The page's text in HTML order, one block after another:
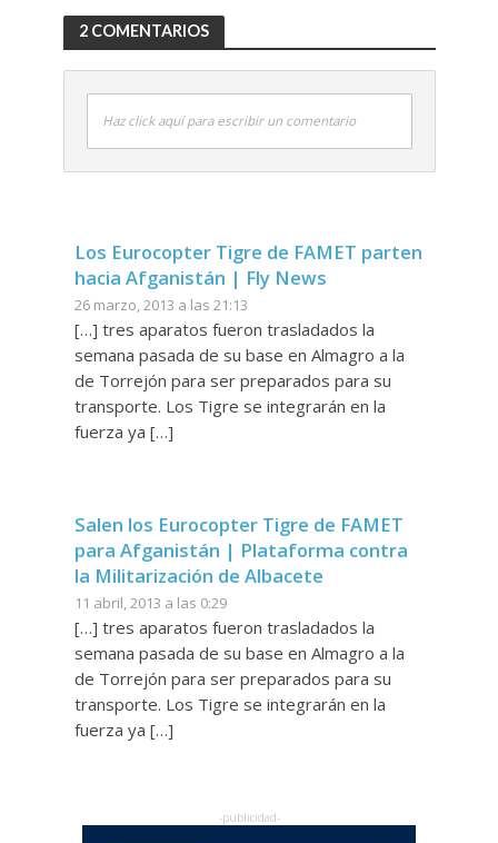
2 COMENTARIOS
Haz click aquí para escribir un comentario
Los Eurocopter Tigre de FAMET parten
hacia Afganistán | Fly News
26 marzo, 2013 a las 21:13
[…] tres aparatos fueron trasladados la
semana pasada de su base en Almagro a la
de Torrejón para ser preparados para su
transporte. Los Tigre se integrarán en la
fuerza ya […]
Salen los Eurocopter Tigre de FAMET
para Afganistán | Plataforma contra
la Militarización de Albacete
11 abril, 2013 a las 0:29
[…] tres aparatos fueron trasladados la
semana pasada de su base en Almagro a la
de Torrejón para ser preparados para su
transporte. Los Tigre se integrarán en la
fuerza ya […]